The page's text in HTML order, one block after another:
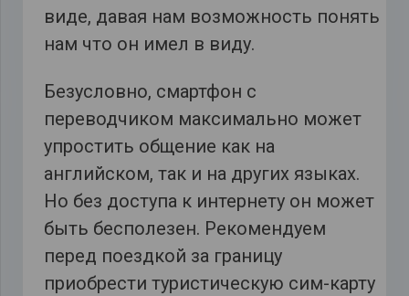
виде, давая нам возможность понять
нам что он имел в виду.
Безусловно, смартфон с
переводчиком максимально может
упростить общение как на
английском, так и на других языках.
Но без доступа к интернету он может
быть бесполезен. Рекомендуем
перед поездкой за границу
приобрести туристическую сим-карту